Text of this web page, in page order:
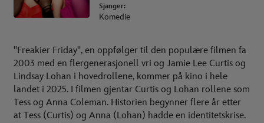
Sjanger:
Komedie
"Freakier Friday", en oppfølger til den populære filmen fa
2003 med en flergenerasjonell vri og Jamie Lee Curtis og
Lindsay Lohan i hovedrollene, kommer på kino i hele
landet i 2025. I filmen gjentar Curtis og Lohan rollene som
Tess og Anna Coleman. Historien begynner flere år etter
at Tess (Curtis) og Anna (Lohan) hadde en identitetskrise.